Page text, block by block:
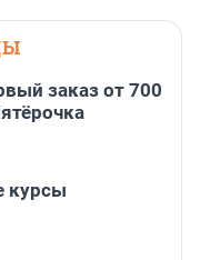
заказ от 700
курсы